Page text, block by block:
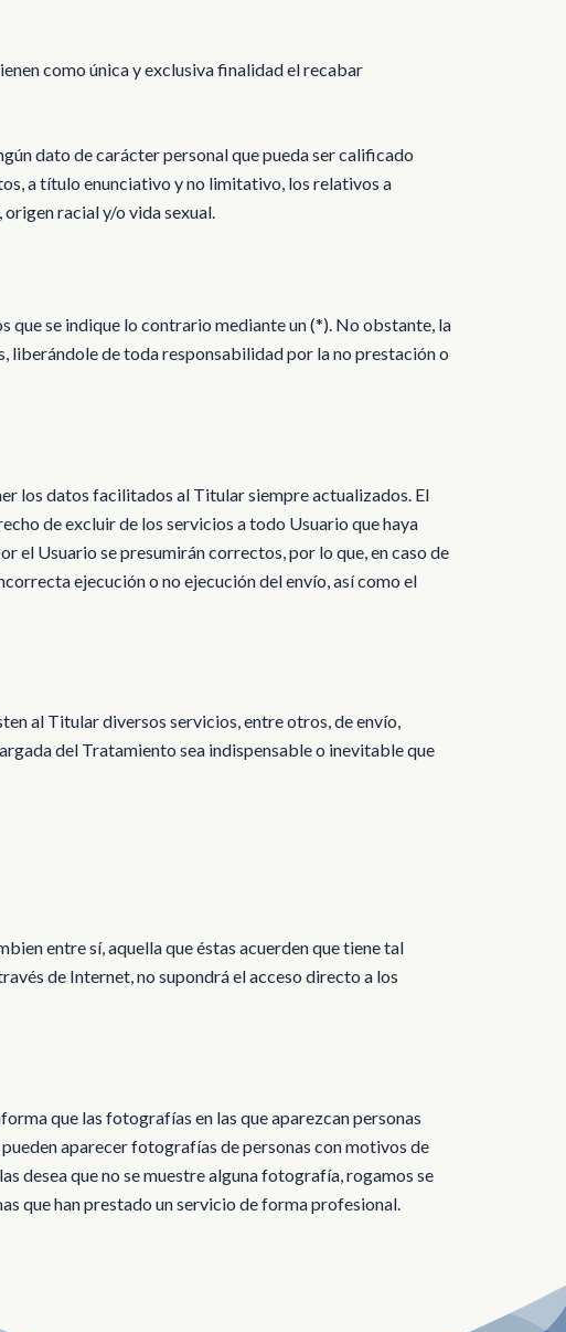
como única y exclusiva finalidad el recabar
dato de carácter personal que pueda ser calificado
a título enunciativo y no limitativo, los relativos a
racial y/o vida sexual.
que se indique lo contrario mediante un (*). No obstante, la
liberándole de toda responsabilidad por la no prestación o
los datos facilitados al Titular siempre actualizados. El
de excluir de los servicios a todo Usuario que haya
el Usuario se presumirán correctos, por lo que, en caso de
ejecución o no ejecución del envío, así como el
al Titular diversos servicios, entre otros, de envío,
del Tratamiento sea indispensable o inevitable que
entre sí, aquella que éstas acuerden que tiene tal
de Internet, no supondrá el acceso directo a los
que las fotografías en las que aparezcan personas
aparecer fotografías de personas con motivos de
desea que no se muestre alguna fotografía, rogamos se
que han prestado un servicio de forma profesional.